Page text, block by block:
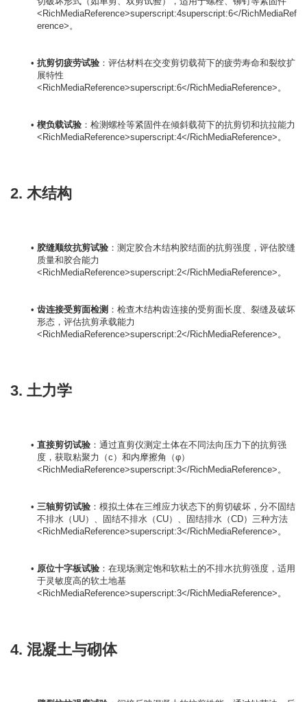
<RichMediaReference>superscript:4superscript:6</RichMediaRef
erence>。
抗剪切疲劳试验：评估材料在交变剪切载荷下的疲劳寿命和裂纹扩
展特性
<RichMediaReference>superscript:6</RichMediaReference>。
楔负载试验：检测螺栓等紧固件在倾斜载荷下的抗剪切和抗拉能力
<RichMediaReference>superscript:4</RichMediaReference>。
2. 木结构
胶缝顺纹抗剪试验：测定胶合木结构胶结面的抗剪强度，评估胶缝
质量和胶合能力
<RichMediaReference>superscript:2</RichMediaReference>。
齿连接受剪面检测 ：检查木结构齿连接的受剪面长度、裂缝及破坏
形态，评估抗剪承载能力
<RichMediaReference>superscript:2</RichMediaReference>。
3. 土力学
直接剪切试验：通过直剪仪测定土体在不同法向压力下的抗剪强
度，获取粘聚力（c）和内摩擦角（φ）
<RichMediaReference>superscript:3</RichMediaReference>。
三轴剪切试验：模拟土体在三维应力状态下的剪切破坏，分不固结
不排水（UU）、固结不排水（CU）、固结排水（CD）三种方法
<RichMediaReference>superscript:3</RichMediaReference>。
原位十字板试验：在现场测定饱和软粘土的不排水抗剪强度，适用
于灵敏度高的软土地基
<RichMediaReference>superscript:3</RichMediaReference>。
4. 混凝土与砌体